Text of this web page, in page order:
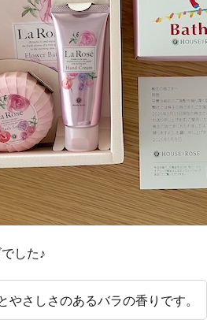
した♪
やさしさのあるバラの香りです。